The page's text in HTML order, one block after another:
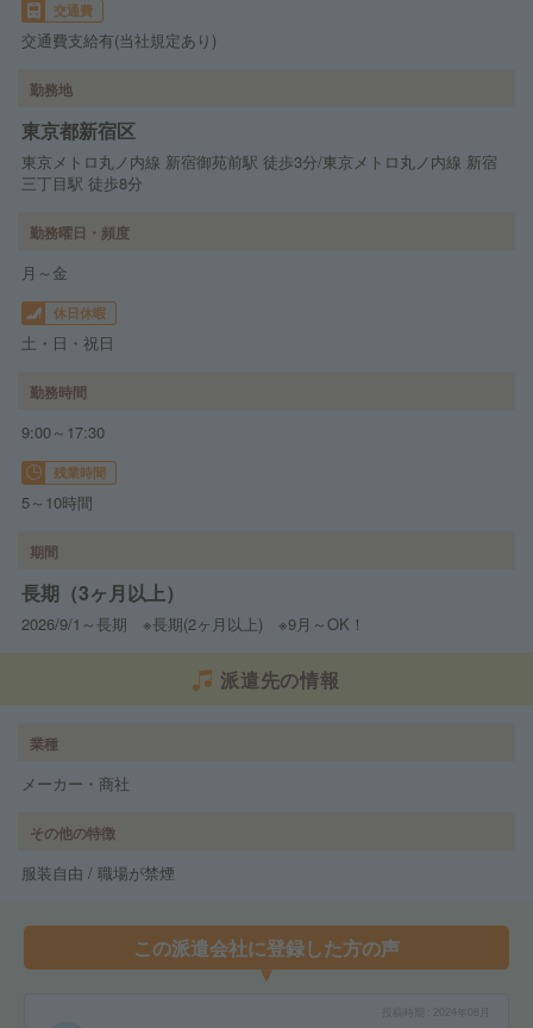
交通費
交通費支給有(当社規定あり)
勤務地
東京都新宿区
東京メトロ丸ノ内線 新宿御苑前駅 徒歩3分/東京メトロ丸ノ内線 新宿
三丁目駅 徒歩8分
勤務曜日・頻度
月～金
休日休暇
土・日・祝日
勤務時間
9:00～17:30
残業時間
5～10時間
期間
長期（3ヶ月以上）
2026/9/1～長期 ※長期(2ヶ月以上) ※9月～OK！
派遣先の情報
業種
メーカー・商社
その他の特徴
服装自由 / 職場が禁煙
この派遣会社に登録した方の声
2024年08月